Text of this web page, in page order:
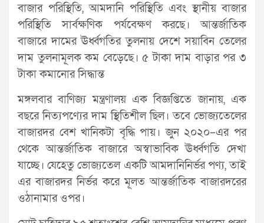
বাজার পরিস্থিতি, আমদানি পরিস্থিতি এবং স্থানীয় বাজার
পরিস্থিতি সার্বক্ষণিক পর্যবেক্ষণ করছে। আন্তর্জাতিক
বাজারে দামের ঊর্ধ্বগতির তুলনায় দেশে সয়াবিন তেলের
দাম তুলনামূলক কম বেড়েছে। ৫ টাকা দাম বাড়ার পর ৩
টাকা কমানোর সিদ্ধান্ত
মঙ্গলবার বাণিজ্য মন্ত্রণালয় এক বিজ্ঞপ্তিতে জানায়, এক
বছরে নিত্যপণ্যের দাম স্থিতিশীল ছিল। তবে ভোজ্যতেলের
বাজারদর বেশ খানিকটা বৃদ্ধি পায়। জুন ২০২০–এর পর
থেকে আন্তর্জাতিক বাজারে অস্বাভাবিক ঊর্ধ্বগতি দেখা
যাচ্ছে। যেহেতু ভোজ্যতেল একটি আমদানিনির্ভর পণ্য, তাই
এর বাজারদর নির্ভর করে মূলত আন্তর্জাতিক বাজারদরের
ওঠানামার ওপর।